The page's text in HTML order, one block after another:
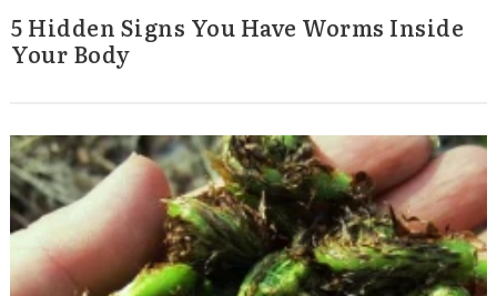
5 Hidden Signs You Have Worms Inside
Your Body